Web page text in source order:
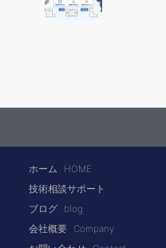
ホーム
HOME
技術相談サポート
ブログ
blog
会社概要
Company